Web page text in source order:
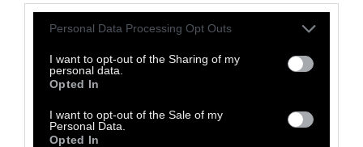
Personal Data Processing Opt Outs
I want to opt-out of the Sharing of my
personal data.
Opted In
I want to opt-out of the Sale of my
Personal Data.
Opted In